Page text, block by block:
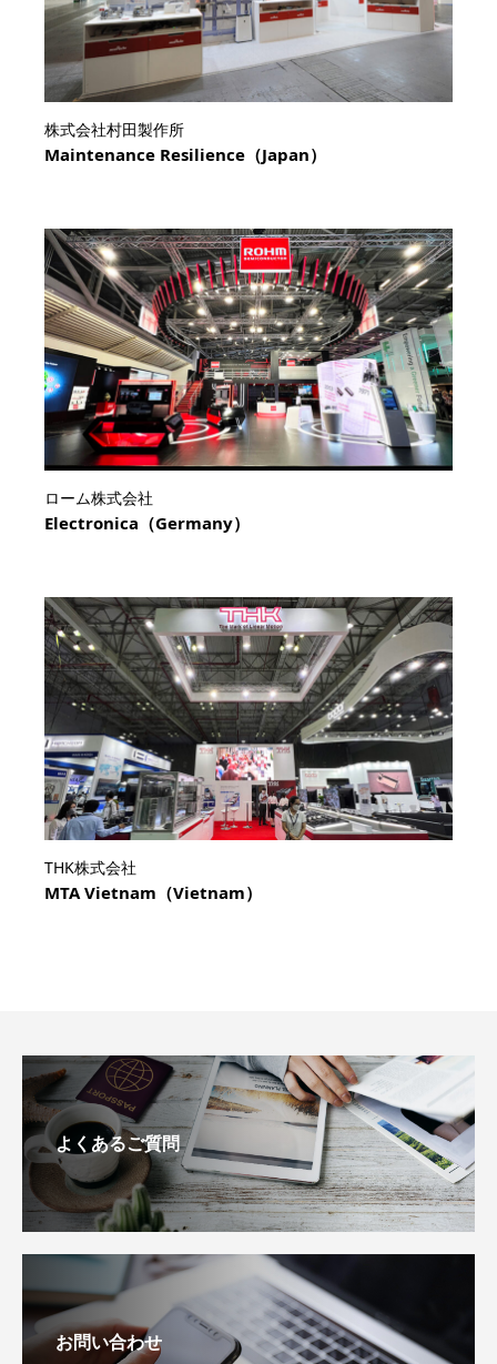
株式会社村田製作所
Maintenance Resilience（Japan）
ローム株式会社
Electronica（Germany）
THK株式会社
MTA Vietnam（Vietnam）
よくあるご質問
お問い合わせ